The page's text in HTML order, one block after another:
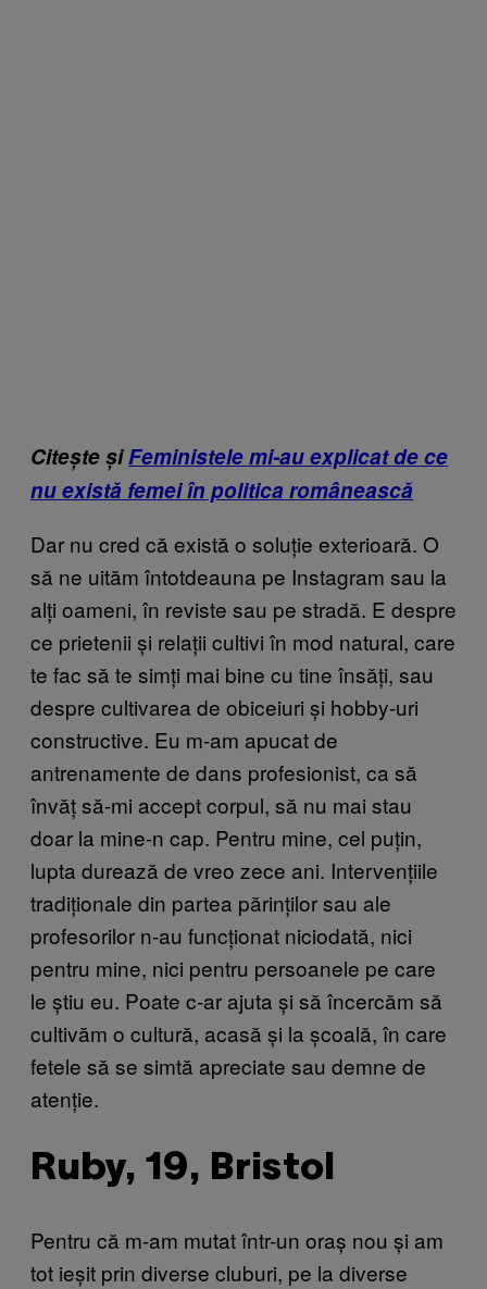
Citește șiFeministele mi-au explicat de ce
nu există femei în politica românească
Dar nu cred că există o soluție exterioară. O
să ne uităm întotdeauna pe Instagram sau la
alți oameni, în reviste sau pe stradă. E despre
ce prietenii și relații cultivi în mod natural, care
te fac să te simți mai bine cu tine însăți, sau
despre cultivarea de obiceiuri și hobby-uri
constructive. Eu m-am apucat de
antrenamente de dans profesionist, ca să
învăț să-mi accept corpul, să nu mai stau
doar la mine-n cap. Pentru mine, cel puțin,
lupta durează de vreo zece ani. Intervențiile
tradiționale din partea părinților sau ale
profesorilor n-au funcționat niciodată, nici
pentru mine, nici pentru persoanele pe care
le știu eu. Poate c-ar ajuta și să încercăm să
cultivăm o cultură, acasă și la școală, în care
fetele să se simtă apreciate sau demne de
atenție.
Ruby, 19, Bristol
Pentru că m-am mutat într-un oraș nou și am
tot ieșit prin diverse cluburi, pe la diverse